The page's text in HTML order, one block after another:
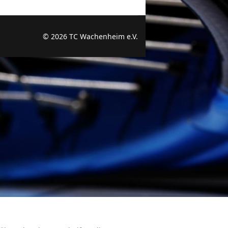
© 2026 TC Wachenheim e.V.